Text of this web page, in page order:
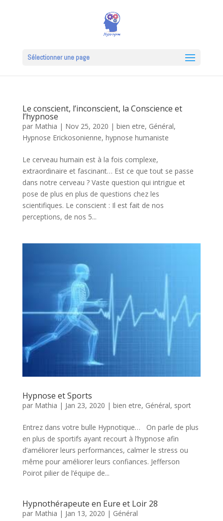
Sélectionner une page
Le conscient, l’inconscient, la Conscience et
l’hypnose
par Mathia | Nov 25, 2020 | bien etre, Général,
Hypnose Erickosonienne, hypnose humaniste
Le cerveau humain est à la fois complexe,
extraordinaire et fascinant… Est ce que tout se passe
dans notre cerveau ? Vaste question qui intrigue et
pose de plus en plus de questions chez les
scientifiques. Le conscient : Il est fait de nos
perceptions, de nos 5...
Hypnose et Sports
par Mathia | Jan 23, 2020 | bien etre, Général, sport
Entrez dans votre bulle Hypnotique… On parle de plus
en plus de sportifs ayant recourt à l’hypnose afin
d’améliorer leurs performances, calmer le stress ou
même pour améliorer leurs confiances. Jefferson
Poirot pilier de l’équipe de...
Hypnothérapeute en Eure et Loir 28
par Mathia | Jan 13, 2020 | Général